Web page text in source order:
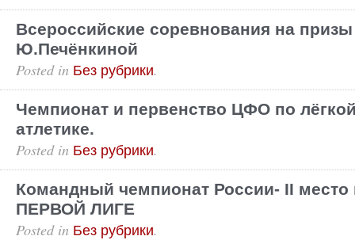
Всероссийские соревнования на призы
Ю.Печёнкиной
Posted in Без рубрики.
Чемпионат и первенство ЦФО по
атлетике.
Posted in Без рубрики.
Командный чемпионат России- II место
ПЕРВОЙ ЛИГЕ
Posted in Без рубрики.